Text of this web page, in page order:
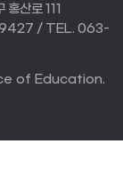
산로 111
9427 / TEL. 063-
of Education.